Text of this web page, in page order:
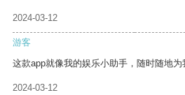
2024-03-12
游客
这款app就像我的娱乐小助手，随时随地为
2024-03-12